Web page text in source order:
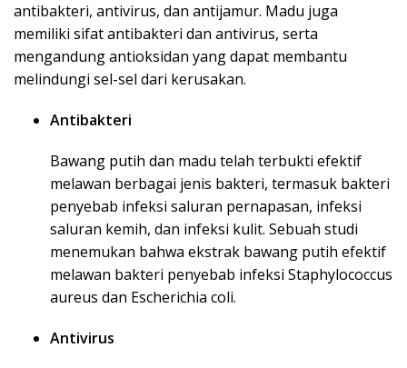
antibakteri, antivirus, dan antijamur. Madu juga
memiliki sifat antibakteri dan antivirus, serta
mengandung antioksidan yang dapat membantu
melindungi sel-sel dari kerusakan.
Antibakteri
Bawang putih dan madu telah terbukti efektif
melawan berbagai jenis bakteri, termasuk bakteri
penyebab infeksi saluran pernapasan, infeksi
saluran kemih, dan infeksi kulit. Sebuah studi
menemukan bahwa ekstrak bawang putih efektif
melawan bakteri penyebab infeksi Staphylococcus
aureus dan Escherichia coli.
Antivirus